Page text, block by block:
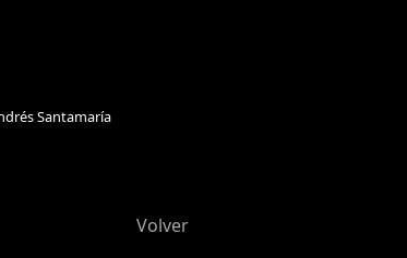
Santamaría
Volver